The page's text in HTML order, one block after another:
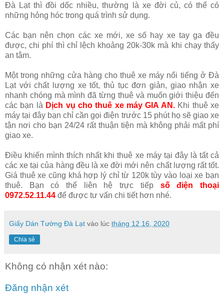
Đà Lạt thì đồi dốc nhiều, thường là xe đời củ, có thể có
những hỏng hóc trong quá trình sử dụng.
Các bạn nên chọn các xe mới, xe số hay xe tay ga đều
được, chi phí thì chỉ lệch khoảng 20k-30k mà khi chạy thấy
an tâm.
Một trong những cửa hàng cho thuê xe máy nổi tiếng ở Đà
Lạt với chất lượng xe tốt, thủ tục đơn giản, giao nhận xe
nhanh chóng mà mình đã từng thuê và muốn giới thiệu đến
các bạn là Dịch vụ cho thuê xe máy GIA AN.Khi thuê xe
máy tại đây bạn chỉ cần gọi điện trước 15 phút họ sẽ giao xe
tận nơi cho bạn 24/24 rất thuận tiện mà không phải mất phí
giao xe.
Điều khiến mình thích nhất khi thuê xe máy tại đây là tất cả
các xe tại của hàng đều là xe đời mới nên chất lượng rất tốt.
Giá thuê xe cũng khá hợp lý chỉ từ 120k tùy vào loại xe bạn
thuê. Bạn có thể liên hệ trực tiếp số điện thoại
0972.52.11.44 để được tư vấn chi tiết hơn nhé.
Giấy Dán Tường Đà Lạt vào lúc tháng 12 16, 2020
Chia sẻ
Không có nhận xét nào:
Đăng nhận xét